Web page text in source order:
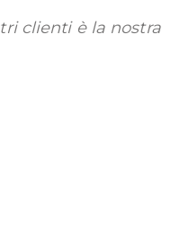
clienti è la nostra